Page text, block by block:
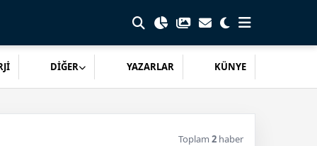
DİĞER YAZARLAR KÜNYE
Toplam 2 haber